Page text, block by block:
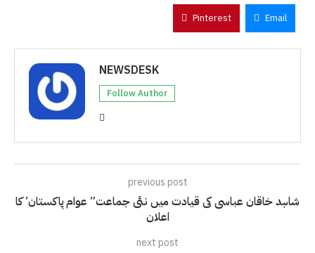
Pinterest Email
NEWSDESK
Follow Author
previous post
شاہد خاقان عباسی کی قیادت میں نئی جماعت” عوام پاکستان’ کا
اعلان
next post